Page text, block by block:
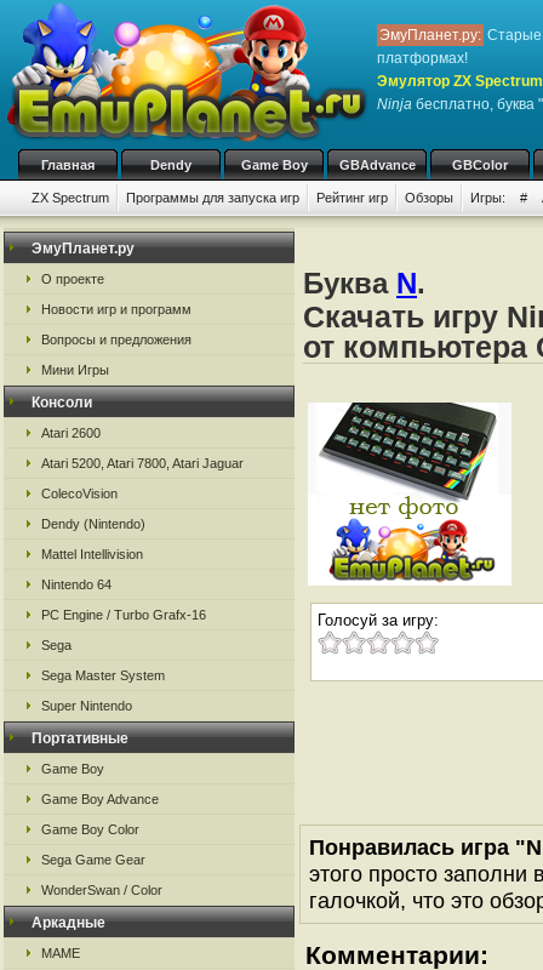
ЭмуПланет.ру: Старые
платформах!
Эмулятор ZX
Ninja бесплатно, буква
Главная Dendy Game Boy GBAdvance GBColor
ZX Spectrum Программы для запуска игр Рейтинг игр Обзоры Игры: #
ЭмуПланет.ру
О проекте
Новости игр и программ
Вопросы и предложения
Мини Игры
Консоли
Atari 2600
Atari 5200, Atari 7800, Atari Jaguar
ColecoVision
Dendy (Nintendo)
Mattel Intellivision
Nintendo 64
PC Engine / Turbo Grafx-16
Sega
Sega Master System
Super Nintendo
Портативные
Game Boy
Game Boy Advance
Game Boy Color
Sega Game Gear
WonderSwan / Color
Аркадные
MAME
Буква N.
Скачать игру
от компьютера
Голосуй за игру:
Понравилась игра
этого просто заполни
галочкой, что это
Комментарии: